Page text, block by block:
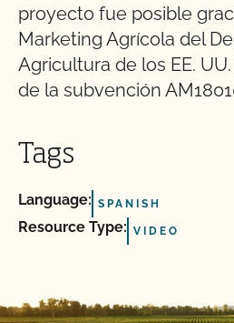
proyecto fue posible
Marketing Agrícola del
Agricultura de los EE.
de la subvención
Tags
Language: SPANISH
Resource Type: VIDEO